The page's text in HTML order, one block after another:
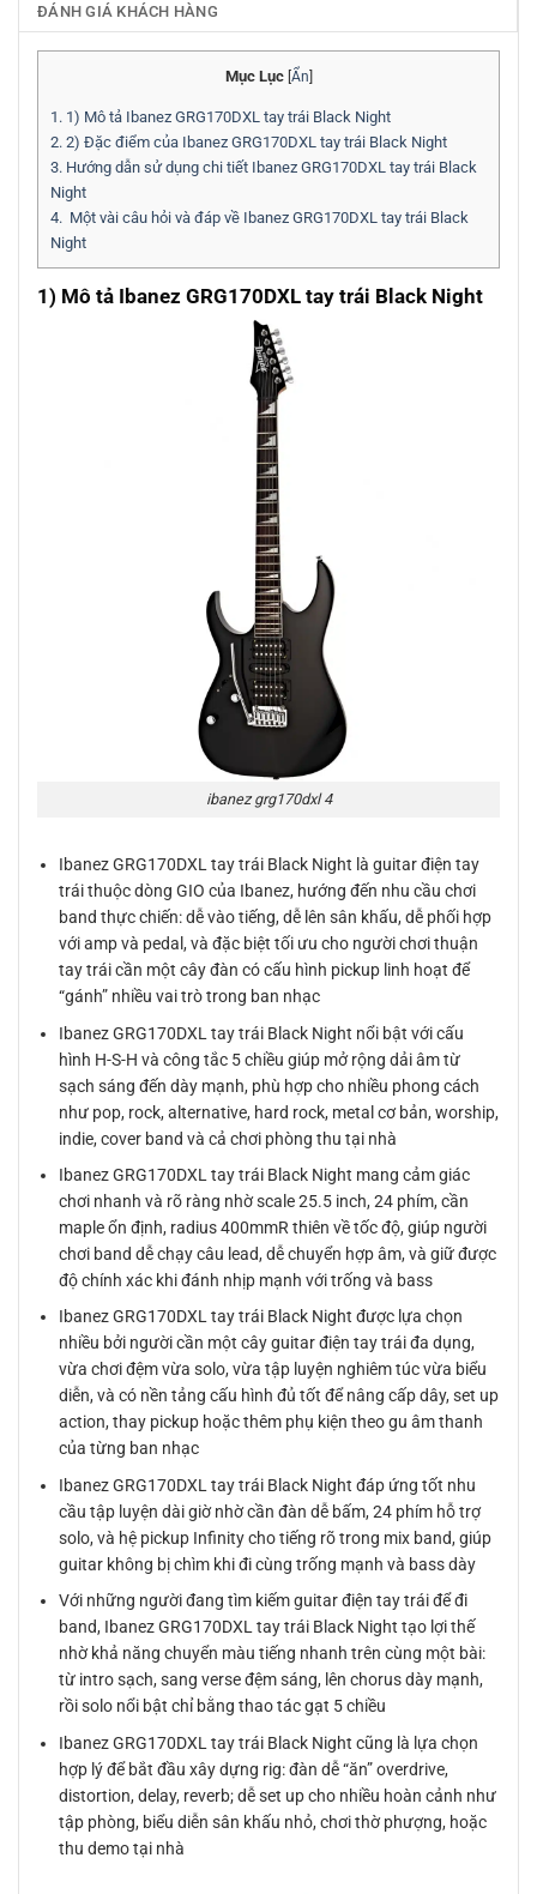
ĐÁNH GIÁ KHÁCH HÀNG
Mục Lục [Ẩn]
1. 1) Mô tả Ibanez GRG170DXL tay trái Black Night
2. 2) Đặc điểm của Ibanez GRG170DXL tay trái Black Night
3. Hướng dẫn sử dụng chi tiết Ibanez GRG170DXL tay trái Black
Night
4. Một vài câu hỏi và đáp về Ibanez GRG170DXL tay trái Black
Night
1) Mô tả Ibanez GRG170DXL tay trái Black Night
ibanez grg170dxl 4
Ibanez GRG170DXL tay trái Black Night là guitar điện tay
trái thuộc dòng GIO của Ibanez, hướng đến nhu cầu chơi
band thực chiến: dễ vào tiếng, dễ lên sân khấu, dễ phối hợp
với amp và pedal, và đặc biệt tối ưu cho người chơi thuận
tay trái cần một cây đàn có cấu hình pickup linh hoạt để
“gánh” nhiều vai trò trong ban nhạc
Ibanez GRG170DXL tay trái Black Night nổi bật với cấu
hình H-S-H và công tắc 5 chiều giúp mở rộng dải âm từ
sạch sáng đến dày mạnh, phù hợp cho nhiều phong cách
như pop, rock, alternative, hard rock, metal cơ bản, worship,
indie, cover band và cả chơi phòng thu tại nhà
Ibanez GRG170DXL tay trái Black Night mang cảm giác
chơi nhanh và rõ ràng nhờ scale 25.5 inch, 24 phím, cần
maple ổn định, radius 400mmR thiên về tốc độ, giúp người
chơi band dễ chạy câu lead, dễ chuyển hợp âm, và giữ được
độ chính xác khi đánh nhịp mạnh với trống và bass
Ibanez GRG170DXL tay trái Black Night được lựa chọn
nhiều bởi người cần một cây guitar điện tay trái đa dụng,
vừa chơi đệm vừa solo, vừa tập luyện nghiêm túc vừa biểu
diễn, và có nền tảng cấu hình đủ tốt để nâng cấp dây, set up
action, thay pickup hoặc thêm phụ kiện theo gu âm thanh
của từng ban nhạc
Ibanez GRG170DXL tay trái Black Night đáp ứng tốt nhu
cầu tập luyện dài giờ nhờ cần đàn dễ bấm, 24 phím hỗ trợ
solo, và hệ pickup Infinity cho tiếng rõ trong mix band, giúp
guitar không bị chìm khi đi cùng trống mạnh và bass dày
Với những người đang tìm kiếm guitar điện tay trái để đi
band, Ibanez GRG170DXL tay trái Black Night tạo lợi thế
nhờ khả năng chuyển màu tiếng nhanh trên cùng một bài:
từ intro sạch, sang verse đệm sáng, lên chorus dày mạnh,
rồi solo nổi bật chỉ bằng thao tác gạt 5 chiều
Ibanez GRG170DXL tay trái Black Night cũng là lựa chọn
hợp lý để bắt đầu xây dựng rig: đàn dễ “ăn” overdrive,
distortion, delay, reverb; dễ set up cho nhiều hoàn cảnh như
tập phòng, biểu diễn sân khấu nhỏ, chơi thờ phượng, hoặc
thu demo tại nhà